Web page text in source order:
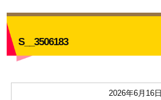
S__3506183
2026年6月16日